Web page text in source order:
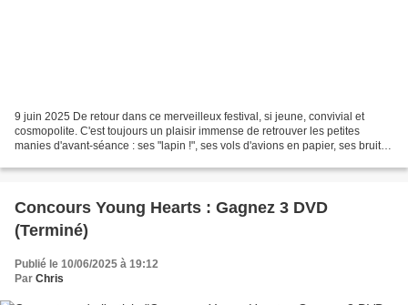
9 juin 2025 De retour dans ce merveilleux festival, si jeune, convivial et
cosmopolite. C'est toujours un plaisir immense de retrouver les petites
manies d'avant-séance : ses "lapin !", ses vols d'avions en papier, ses bruits
Concours Young Hearts : Gagnez 3 DVD
(Terminé)
Publié le 10/06/2025 à 19:12
Par Chris